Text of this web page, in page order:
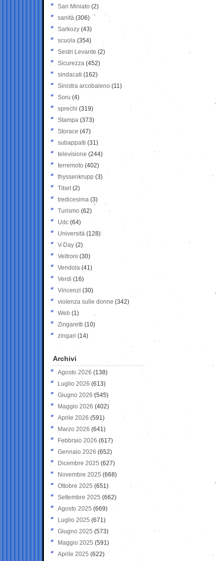
San Miniato (2)
sanità (306)
Sarkozy (43)
scuola (354)
Sestri Levante (2)
Sicurezza (452)
sindacati (162)
Sinistra arcobaleno (11)
Soru (4)
sprechi (319)
Stampa (373)
Storace (47)
subappalti (31)
televisione(244)
terremoto (402)
thyssenkrupp (3)
Tibet(2)
tredicesima (3)
Turismo (62)
Udc (64)
Università (128)
V-Day (2)
Veltroni (30)
Vendola (41)
Verdi (16)
Vincenzi (30)
violenza sulle donne (342)
Web (1)
Zingaretti (10)
zingari (14)
Archivi
Agosto 2026 (138)
Luglio 2026 (613)
Giugno 2026 (545)
Maggio 2026 (402)
Aprile 2026 (591)
Marzo 2026 (641)
Febbraio 2026 (617)
Gennaio 2026 (652)
Dicembre 2025 (627)
Novembre 2025 (668)
Ottobre 2025 (651)
Settembre 2025 (662)
Agosto 2025 (669)
Luglio 2025 (671)
Giugno 2025 (573)
Maggio 2025 (591)
Aprile 2025 (622)